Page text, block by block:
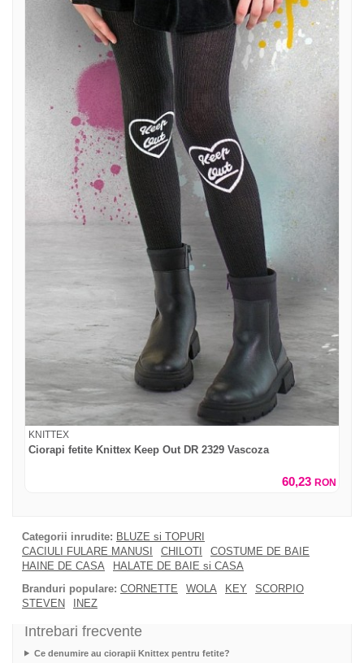
KNITTEX
Ciorapi fetite Knittex Keep Out DR 2329 Vascoza
60,23 RON
Categorii inrudite: BLUZE si TOPURI
CACIULI FULARE MANUSI
CHILOTI
COSTUME DE BAIE
HAINE DE CASA
HALATE DE BAIE si CASA
Branduri populare: CORNETTE WOLA KEY
SCORPIO
STEVEN
INEZ
Intrebari frecvente
Ce denumire au ciorapii Knittex pentru fetite?